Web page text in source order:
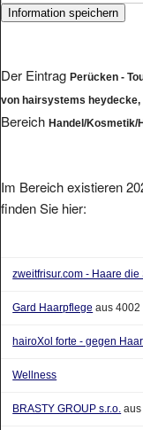
Der Eintrag Perücken -
von hairsystems heydecke,
Bereich Handel/Kosmetik/
Im Bereich existieren
finden Sie hier:
zweitfrisur.com - Haare
Gard Haarpflege aus 4002
hairoXol forte - gegen
Wellness
BRASTY GROUP s.r.o. aus